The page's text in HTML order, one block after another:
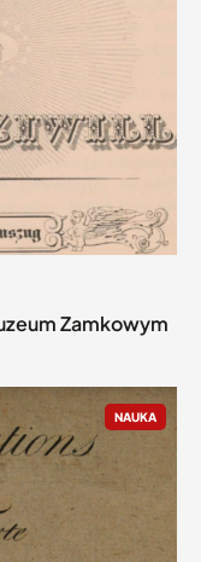
Zamkowym
NAUKA